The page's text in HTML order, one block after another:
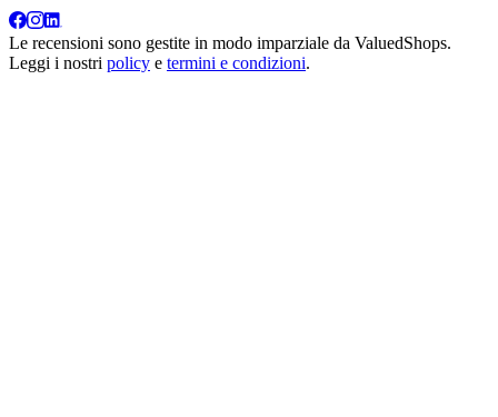
Le recensioni sono gestite in modo imparziale da ValuedShops.
Leggi i nostri policy e termini e condizioni.